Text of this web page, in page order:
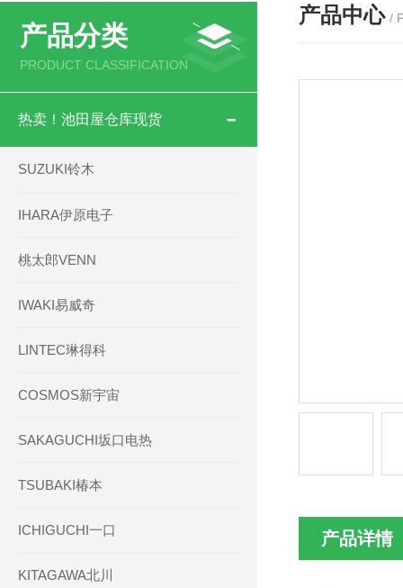
产品分类
PRODUCT CLASSIFICATION
热卖！池田屋仓库现货
SUZUKI铃木
IHARA伊原电子
桃太郎VENN
IWAKI易威奇
LINTEC琳得科
COSMOS新宇宙
SAKAGUCHI坂口电热
TSUBAKI椿本
ICHIGUCHI一口
KITAGAWA北川
产品中心 /
产品详情